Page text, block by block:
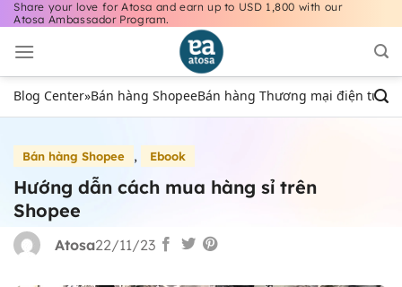
Bỏ
nội
dung
Share your love for Atosa and earn up to USD 1,800 with our
Atosa Ambassador Program.
Blog Center»Bán hàng ShopeeBán hàng Thương mại điện tử
Bán hàng Shopee , Ebook
Hướng dẫn cách mua hàng sỉ trên
Shopee
Atosa22/11/23